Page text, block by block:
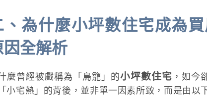
、為什麼小坪數住宅成為
因全解析
麼曾經被戲稱為「鳥籠」的小坪數住宅 ，如今
小宅熱」的背後，並非單一因素所致，而是由以